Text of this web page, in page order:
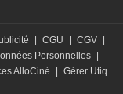
CGU CGV
Personnelles
AlloCiné
Gérer Utiq